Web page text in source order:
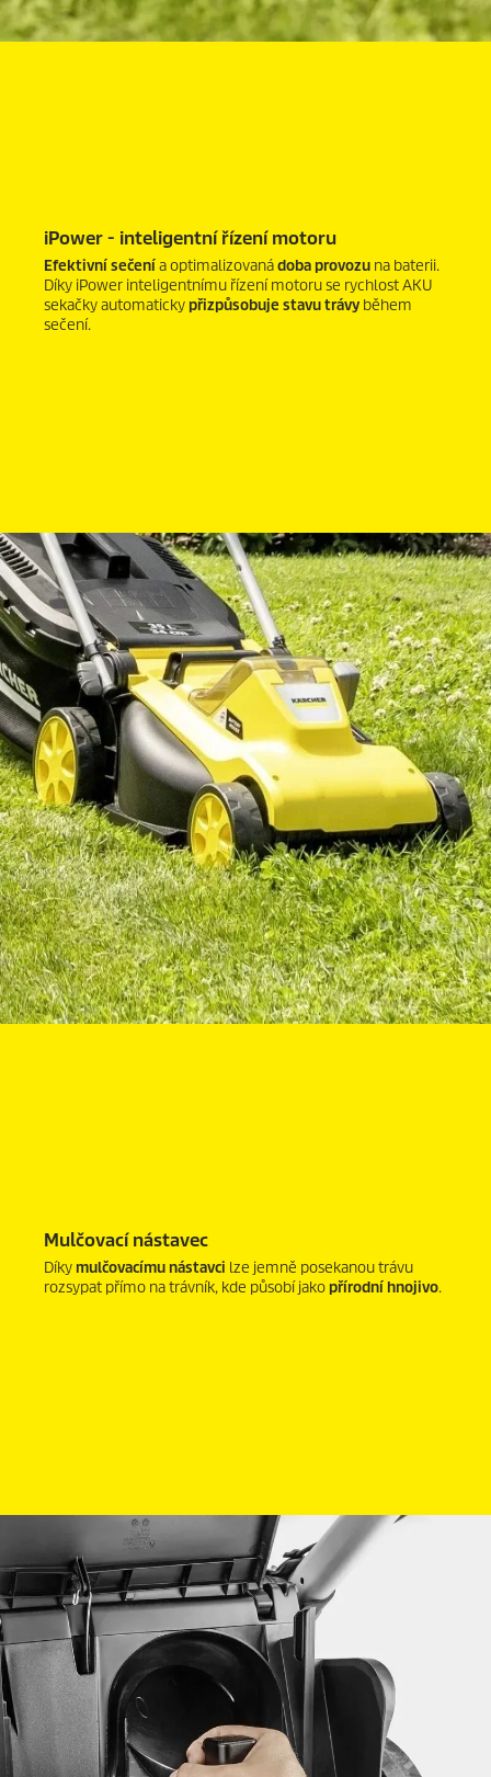
iPower - inteligentní řízení motoru
Efektivní sečenía optimalizovanádoba provozu na baterii.
Díky iPower inteligentnímu řízení motoru se rychlost AKU
sekačky automatickypřizpůsobuje stavu trávy během
sečení.
Mulčovací nástavec
Díkymulčovacímu nástavci lze jemně posekanou trávu
rozsypat přímo na trávník, kde působí jakopřírodní hnojivo.